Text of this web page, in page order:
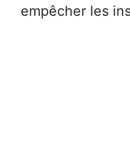
empêcher les